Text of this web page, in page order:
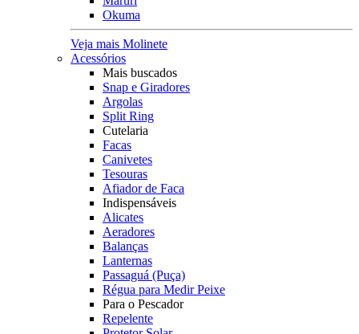
Okuma
Veja mais Molinete
Acessórios
Mais buscados
Snap e Giradores
Argolas
Split Ring
Cutelaria
Facas
Canivetes
Tesouras
Afiador de Faca
Indispensáveis
Alicates
Aeradores
Balanças
Lanternas
Passaguá (Puça)
Régua para Medir Peixe
Para o Pescador
Repelente